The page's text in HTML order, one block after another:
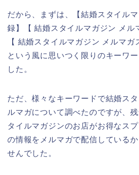
だから、まずは、【結婚スタイル
録】【 結婚スタイルマガジン メル
【 結婚スタイルマガジン メルマガ
という風に思いつく限りのキーワ
した。
ただ、様々なキーワードで結婚ス
ルマガについて調べたのですが、
タイルマガジンのお店がお得なス
の情報をメルマガで配信している
せんでした。